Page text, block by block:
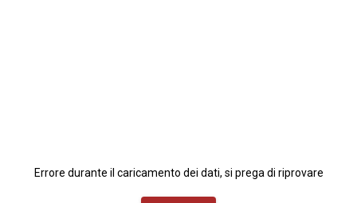
Errore durante il caricamento dei dati, si prega di riprovare